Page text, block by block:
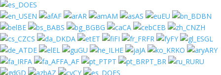
ES
EN
AF AR AM AS EU
BN
BE
BS BG CA CEB
ZH
CS
DA ET FI FR FY
GL
DE
EL GU HE JA KO
ARY
FA
FA_AF PT PT_BR
RU
GD
AZ CY ES